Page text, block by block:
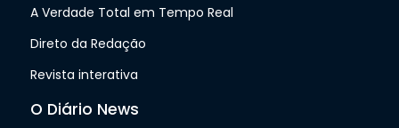
A Verdade Total em Tempo Real
Direto da Redação
Revista interativa
O Diário News